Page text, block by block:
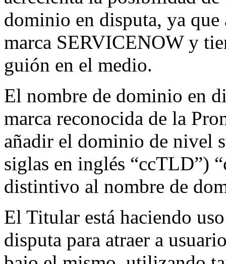
dominio en disputa, ya
marca SERVICENOW y
guión en el medio.
El nombre de dominio en
marca reconocida de la
añadir el dominio de nivel
siglas en inglés “ccTLD”)
distintivo al nombre de
El Titular está haciendo
disputa para atraer a